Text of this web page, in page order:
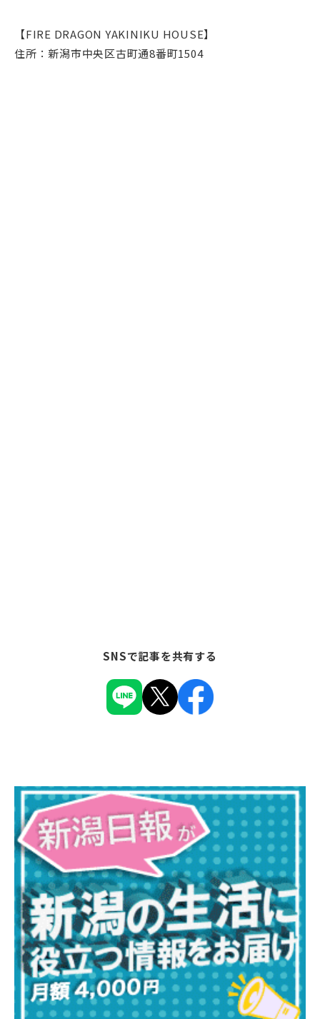
【FIRE DRAGON YAKINIKU HOUSE】
住所：新潟市中央区古町通8番町1504
SNSで記事を共有する